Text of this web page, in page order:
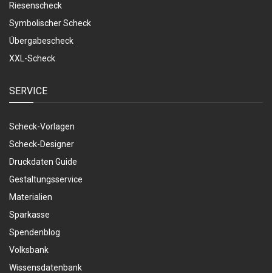
Riesenscheck
Symbolischer Scheck
Übergabescheck
XXL-Scheck
SERVICE
Scheck-Vorlagen
Scheck-Designer
Druckdaten Guide
Gestaltungsservice
Materialien
Sparkasse
Spendenblog
Volksbank
Wissensdatenbank